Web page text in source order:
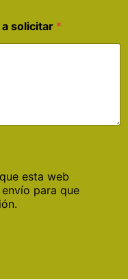
solicitar *
esta web
para que